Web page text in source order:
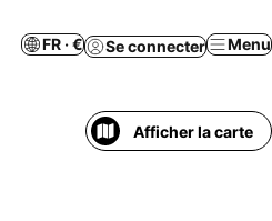
FR · € Se connecter Menu
Afficher la carte